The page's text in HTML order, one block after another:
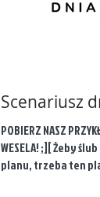
Scenariusz
POBIERZ NASZ
WESELA! ;][ Żeby
planu, trzeba ten